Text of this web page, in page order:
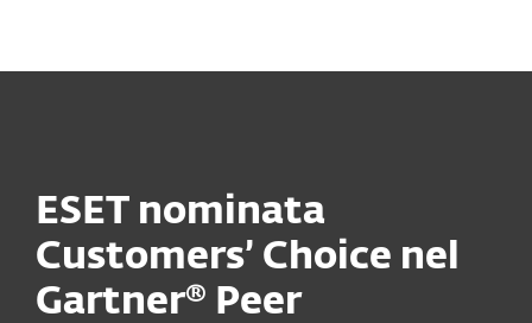
ESET nominata
Customers’ Choice nel
Gartner® Peer